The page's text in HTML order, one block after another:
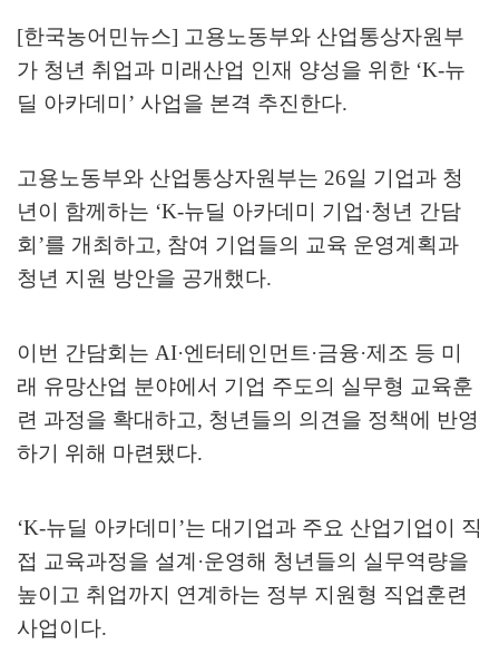
[한국농어민뉴스] 고용노동부와 산업통상자원부
가 청년 취업과 미래산업 인재 양성을 위한 ‘K-뉴
딜 아카데미’ 사업을 본격 추진한다.
고용노동부와 산업통상자원부는 26일 기업과 청
년이 함께하는 ‘K-뉴딜 아카데미 기업 ·청년 간담
회’를 개최하고, 참여 기업들의 교육 운영계획과
청년 지원 방안을 공개했다.
이번 간담회는 AI·엔터테인먼트 ·금융·제조 등 미
래 유망산업 분야에서 기업 주도의 실무형 교육훈
련 과정을 확대하고, 청년들의 의견을 정책에 반영
하기 위해 마련됐다.
‘K-뉴딜 아카데미’는 대기업과 주요 산업기업이 직
접 교육과정을 설계·운영해 청년들의 실무역량을
높이고 취업까지 연계하는 정부 지원형 직업훈련
사업이다.